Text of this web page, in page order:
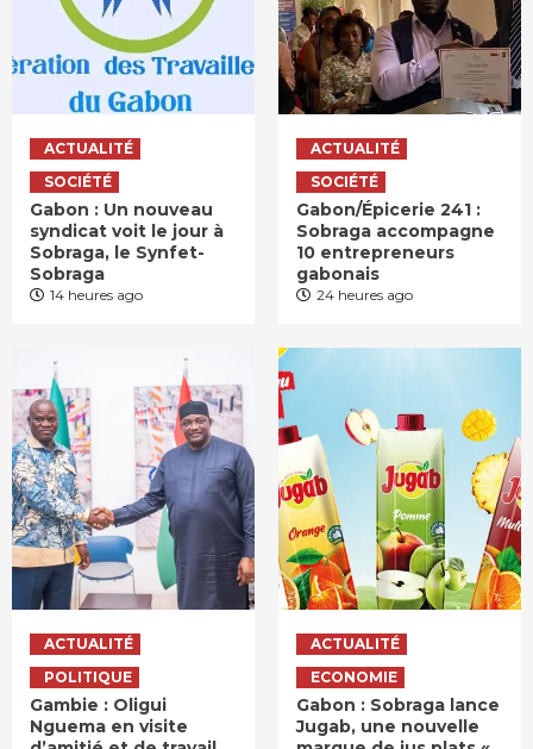
ACTUALITÉ
SOCIÉTÉ
Gabon : Un nouveau
syndicat voit le jour à
Sobraga, le Synfet-
Sobraga
14 heures ago
ACTUALITÉ
SOCIÉTÉ
Gabon/Épicerie 241 :
Sobraga accompagne
10 entrepreneurs
gabonais
24 heures ago
ACTUALITÉ
POLITIQUE
Gambie : Oligui
Nguema en visite
ACTUALITÉ
ECONOMIE
Gabon : Sobraga lance
Jugab, une nouvelle